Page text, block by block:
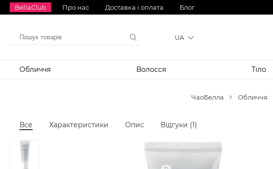
BellaClub Про нас Доставка і оплата Блог
UA
Обличчя Волосся Тіло
ЧаоБелла Обличчя
Все Характеристики Опис Відгуки